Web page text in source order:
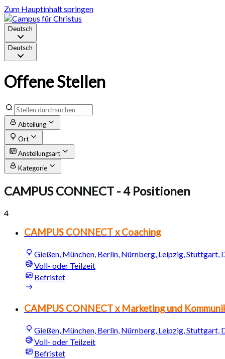
Zum Hauptinhalt springen
Deutsch
Deutsch
Offene Stellen
Abteilung
Ort
Anstellungsart
Kategorie
CAMPUS CONNECT - 4 Positionen
4
CAMPUS CONNECT x Coaching
Gießen, München, Berlin, Nürnberg, Leipzig, Stuttgart,
Voll- oder Teilzeit
Befristet
CAMPUS CONNECT x Marketing und
Gießen, München, Berlin, Nürnberg, Leipzig, Stuttgart,
Voll- oder Teilzeit
Befristet